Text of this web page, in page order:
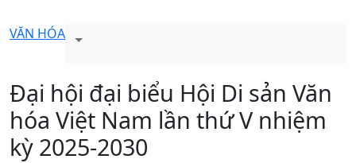
VĂN HÓA
Đại hội đại biểu Hội Di sản Văn
hóa Việt Nam lần thứ V nhiệm
kỳ 2025-2030